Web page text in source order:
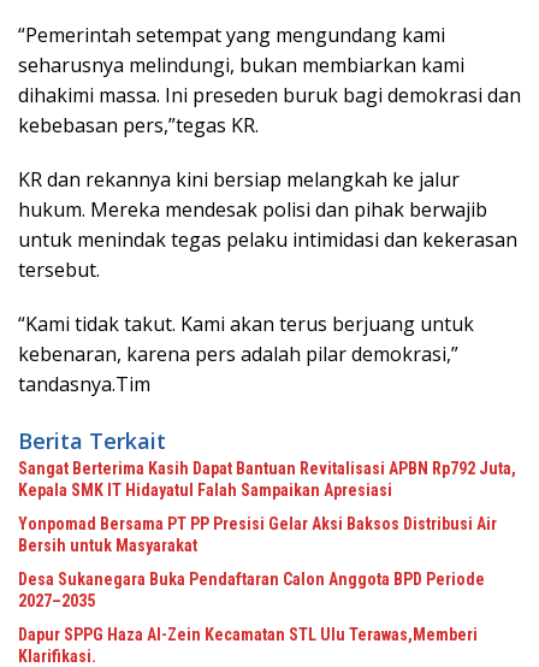
“Pemerintah setempat yang mengundang kami
seharusnya melindungi, bukan membiarkan kami
dihakimi massa. Ini preseden buruk bagi demokrasi dan
kebebasan pers,”tegas KR.
KR dan rekannya kini bersiap melangkah ke jalur
hukum. Mereka mendesak polisi dan pihak berwajib
untuk menindak tegas pelaku intimidasi dan kekerasan
tersebut.
“Kami tidak takut. Kami akan terus berjuang untuk
kebenaran, karena pers adalah pilar demokrasi,”
tandasnya.Tim
Berita Terkait
Sangat Berterima Kasih Dapat Bantuan Revitalisasi APBN Rp792 Juta,
Kepala SMK IT Hidayatul Falah Sampaikan Apresiasi
Yonpomad Bersama PT PP Presisi Gelar Aksi Baksos Distribusi Air
Bersih untuk Masyarakat
Desa Sukanegara Buka Pendaftaran Calon Anggota BPD Periode
2027–2035
Dapur SPPG Haza Al-Zein Kecamatan STL Ulu Terawas,Memberi
Klarifikasi.